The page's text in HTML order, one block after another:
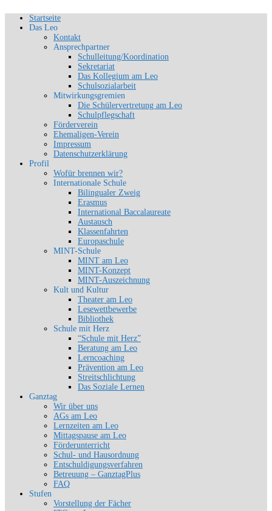
Zum
Inhalt
SLG-Aachen
Schön, dich zu sehen
Startseite
Das Leo
Kontakt
Ansprechpartner
Schulleitung/Koordination
Sekretariat
Das Kollegium am Leo
Schulsozialarbeit
Mitwirkungsgremien
Die Schülervertretung am Leo
Schulpflegschaft
Förderverein
Ehemaligen-Verein
Impressum
Datenschutzerklärung
Profil
Wofür brennen wir?
Internationale Schule
Bilingualer Zweig
Erasmus
International Baccalaureate
Austausch
Klassenfahrten
Europaschule
MINT-Schule
MINT am Leo
MINT-Konzept
MINT-Auszeichnung
Kult und Kultur
Theater am Leo
Lesewettbewerbe
Bibliothek
Schule mit Herz
“Schule mit Herz”
Beratung am Leo
Lerncoaching
Prävention am Leo
Streitschlichtung
Das Soziale Lernen
Ganztag
Wir über uns
AGs am Leo
Lernzeiten am Leo
Mittagspause am Leo
Förderunterricht
Schul- und Hausordnung
Entschuldigungsverfahren
Betreuung – GanztagPlus
FAQ
Stufen
Vorstellung der Fächer